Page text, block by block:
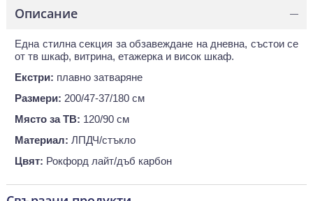
Описание —
Една стилна секция за обзавеждане на дневна, състои се
от тв шкаф, витрина, етажерка и висок шкаф.
Екстри: плавно затваряне
Размери: 200/47-37/180 см
Място за ТВ: 120/90 см
Материал: ЛПДЧ/стъкло
Цвят: Рокфорд лайт/дъб карбон